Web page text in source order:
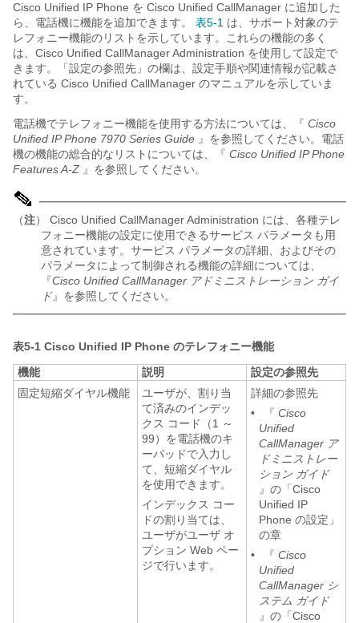
Cisco Unified IP Phone を Cisco Unified CallManager に追加した
ら、電話機に機能を追加できます。
表5-1 は、サポート対象のテ
レフォニー機能のリストを示しています。これらの機能の多く
は、 Cisco Unified CallManager Administration を使用して設定で
きます。「設定の参照先」の欄は、設定手順や関連情報が記載さ
れている Cisco Unified CallManager のマニュアルを示していま
す。
電話機でテレフォニー機能を使用する方法については、『 Cisco
Unified IP Phone 7970 Series Guide 』を参照してください。電話
機の機能の総合的なリストについては、『 Cisco Unified IP Phone
Features A-Z 』を参照してください。
（注） Cisco Unified CallManager Administration には、各種テレ
フォニー機能の設定に使用できるサービス パラメータも用
意されています。サービス パラメータの詳細、およびその
パラメータによって制御される機能の詳細については、
『Cisco Unified CallManager アドミニストレーション ガイ
ド』を参照してください。
表5-1 Cisco Unified IP Phone のテレフォニー機能
機能
説明
設定の参照先
固定短縮ダイヤル機能
ユーザが、割り当
て済みのインデッ
クス コード（1 ～
99）を電話機のキ
ーパッドで入力し
て、短縮ダイヤル
を使用できます。
インデックス コー
ドの割り当ては、
ユーザがユーザ オ
プション Web ペー
ジで行います。
詳細の参照先
•
『 Cisco
Unified
CallManager ア
ドミニストレー
ション ガイド
』の「Cisco
Unified IP
Phone の設定」
の章
•
『 Cisco
Unified
CallManager シ
ステム ガイド
』の「Cisco